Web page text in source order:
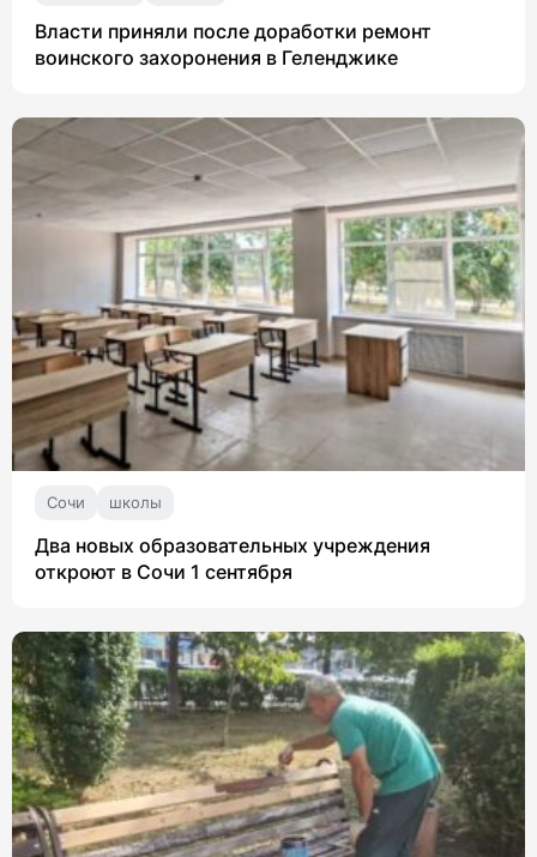
Власти приняли после доработки ремонт
воинского захоронения в Геленджике
Сочи школы
Два новых образовательных учреждения
откроют в Сочи 1 сентября